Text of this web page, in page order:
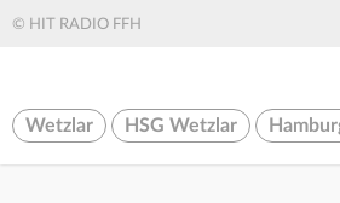
© HIT RADIO FFH
Wetzlar HSG Wetzlar